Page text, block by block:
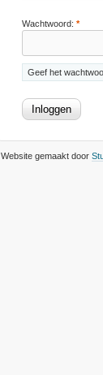
Wachtwoord: *
Geef het
Website gemaakt door